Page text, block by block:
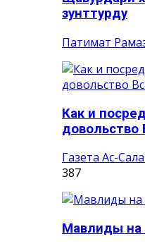
зунттурду
Патимат
Как и
Газета Ас-
387
Мавлиды на